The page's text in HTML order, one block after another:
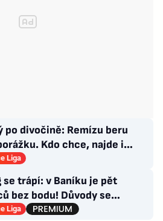
po divočině: Remízu beru
Kdo chce, najde i
pozitivních věcí
Liga
se trápí: v Baníku je pět
bez bodu! Důvody se
u tří trenérů
Liga